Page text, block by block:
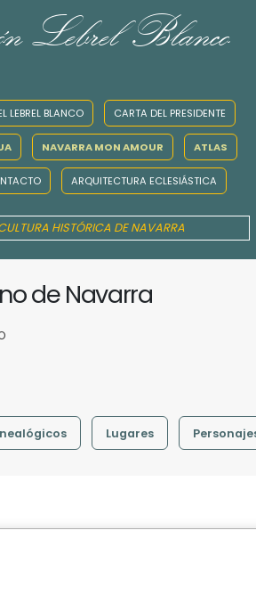
Lebrel Blanco
LEBREL BLANCO CARTA DEL PRESIDENTE
NAVARRA MON AMOUR ATLAS
ARQUITECTURA ECLESIÁSTICA
HISTÓRICA DE NAVARRA
de Navarra
Lugares